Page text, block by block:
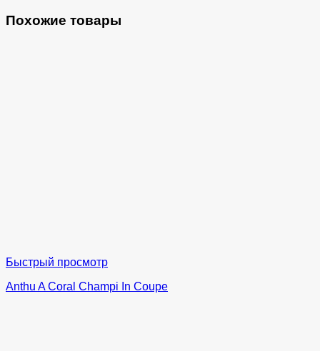
Похожие товары
Быстрый просмотр
Anthu A Coral Champi In Coupe